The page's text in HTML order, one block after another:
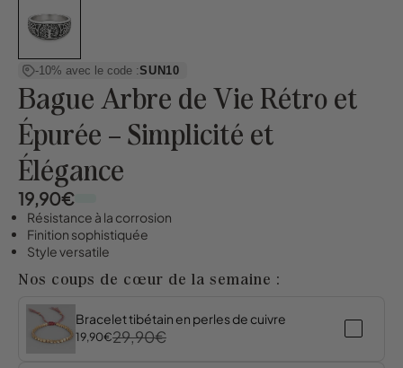
-10% avec le code :SUN10
Bague Arbre de Vie Rétro et
Épurée – Simplicité et
Élégance
19,90€
Résistance à la corrosion
Finition sophistiquée
Style versatile
Nos coups de cœur de la semaine :
Bracelet tibétain en perles de cuivre
19,90€29,90€